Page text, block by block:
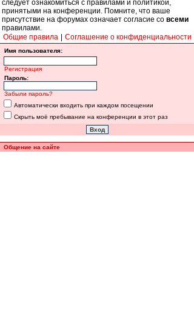
следует ознакомиться с правилами и политикой,
принятыми на конференции. Помните, что ваше
присутствие на форумах означает согласие со всеми
правилами.
Общие правила
Соглашение о конфиденциальности
Имя пользователя:
Регистрация
Пароль:
Забыли пароль?
Автоматически входить при каждом посещении
Скрыть моё пребывание на конференции в этот раз
Общение на сайте